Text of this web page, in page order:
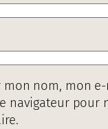
mon nom, mon
navigateur pour